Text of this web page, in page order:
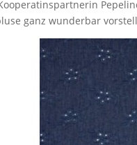
ganz wunderbar